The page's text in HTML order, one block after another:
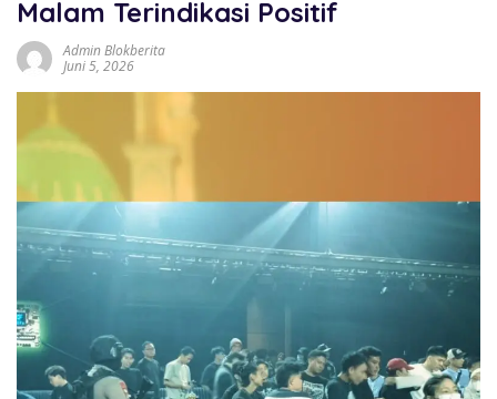
Malam Terindikasi Positif
Admin Blokberita
Juni 5, 2026